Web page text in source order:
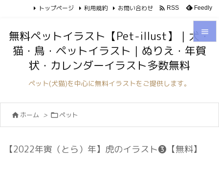



トップページ 利用規約 お問い合わせ  RSS Feedly
無料ペットイラスト【Pet-illust】｜犬・
猫・鳥・ペットイラスト｜ぬりえ・年賀
状・カレンダーイラスト多数無料
ペット(犬猫)を中心に無料イラストをご提供します。
 ホーム > ペット
【2022年寅（とら）年】虎のイラスト❸【無料】